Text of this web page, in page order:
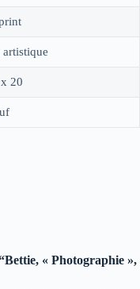
artistique
20
« Photographie »,